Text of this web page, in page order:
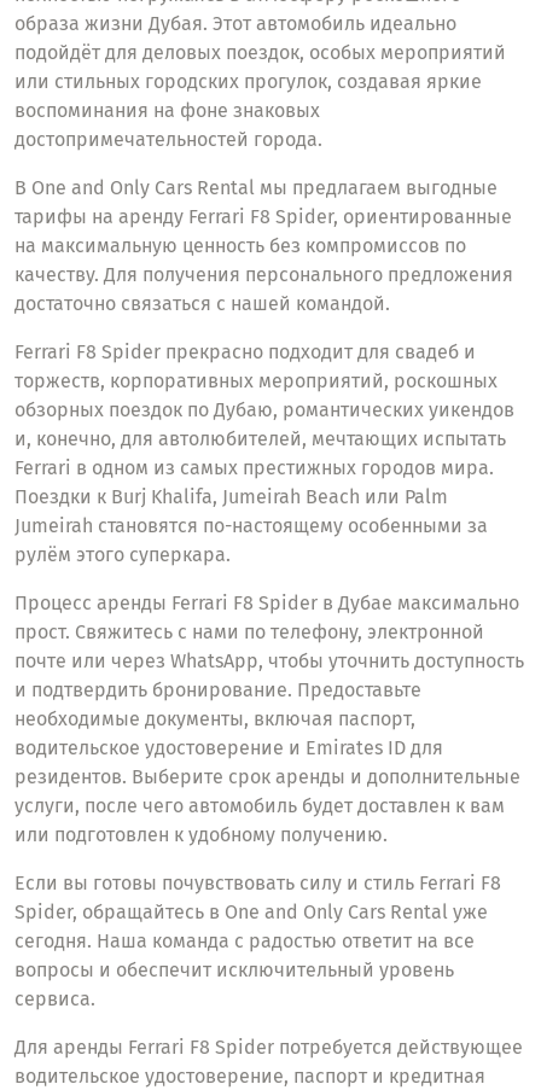
образа жизни Дубая. Этот автомобиль идеально
подойдёт для деловых поездок, особых мероприятий
или стильных городских прогулок, создавая яркие
воспоминания на фоне знаковых
достопримечательностей города.
В One and Only Cars Rental мы предлагаем выгодные
тарифы на аренду Ferrari F8 Spider, ориентированные
на максимальную ценность без компромиссов по
качеству. Для получения персонального предложения
достаточно связаться с нашей командой.
Ferrari F8 Spider прекрасно подходит для свадеб и
торжеств, корпоративных мероприятий, роскошных
обзорных поездок по Дубаю, романтических уикендов
и, конечно, для автолюбителей, мечтающих испытать
Ferrari в одном из самых престижных городов мира.
Поездки к Burj Khalifa, Jumeirah Beach или Palm
Jumeirah становятся по-настоящему особенными за
рулём этого суперкара.
Процесс аренды Ferrari F8 Spider в Дубае максимально
прост. Свяжитесь с нами по телефону, электронной
почте или через WhatsApp, чтобы уточнить доступность
и подтвердить бронирование. Предоставьте
необходимые документы, включая паспорт,
водительское удостоверение и Emirates ID для
резидентов. Выберите срок аренды и дополнительные
услуги, после чего автомобиль будет доставлен к вам
или подготовлен к удобному получению.
Если вы готовы почувствовать силу и стиль Ferrari F8
Spider, обращайтесь в One and Only Cars Rental уже
сегодня. Наша команда с радостью ответит на все
вопросы и обеспечит исключительный уровень
сервиса.
Для аренды Ferrari F8 Spider потребуется действующее
водительское удостоверение, паспорт и кредитная